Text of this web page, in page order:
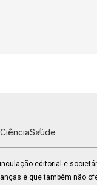
CiênciaSaúde
editorial e
e que também não